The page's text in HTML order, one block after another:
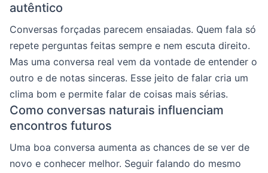
autêntico
Conversas forçadas parecem ensaiadas. Quem fala só
repete perguntas feitas sempre e nem escuta direito.
Mas uma conversa real vem da vontade de entender o
outro e de notas sinceras. Esse jeito de falar cria um
clima bom e permite falar de coisas mais sérias.
Como conversas naturais influenciam
encontros futuros
Uma boa conversa aumenta as chances de se ver de
novo e conhecer melhor. Seguir falando do mesmo